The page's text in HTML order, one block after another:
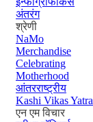
अंतरंग
श्रेणी
NaMo
Merchandise
Celebrating
Motherhood
आंतरराष्ट्रीय
Kashi Vikas Yatra
एन एम विचार